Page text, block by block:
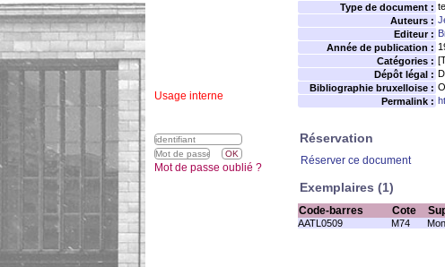
Type de document :
Auteurs :
Editeur :
Année de publication :
Catégories :
Dépôt légal :
Bibliographie bruxelloise :
Permalink :
Réservation
Réserver ce document
Exemplaires (1)
Code-barres Cote
AATL0509 M74
Usage interne
Mot de passe oublié ?